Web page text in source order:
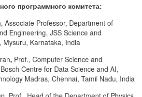
программного комитета:
Associate Professor, Department of
Engineering, JSS Science and
Mysuru, Karnataka, India
, Prof., Computer Science and
Centre for Data Science and AI,
Madras, Chennai, Tamil Nadu, India